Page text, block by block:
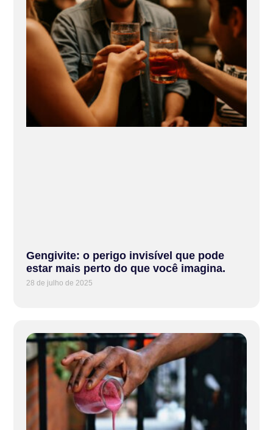
Gengivite: o perigo invisível que pode
estar mais perto do que você imagina.
28 de julho de 2025